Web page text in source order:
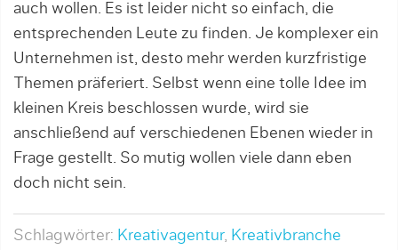
auch wollen. Es ist leider nicht so einfach, die
entsprechenden Leute zu finden. Je komplexer ein
Unternehmen ist, desto mehr werden kurzfristige
Themen präferiert. Selbst wenn eine tolle Idee im
kleinen Kreis beschlossen wurde, wird sie
anschließend auf verschiedenen Ebenen wieder in
Frage gestellt. So mutig wollen viele dann eben
doch nicht sein.
Schlagwörter: Kreativagentur, Kreativbranche